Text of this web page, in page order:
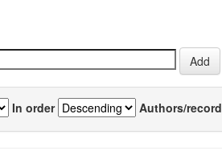
In order Authors/record